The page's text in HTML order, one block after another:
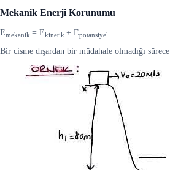
Mekanik Enerji Korunumu
Emekanik = Ekinetik + Epotansiyel
Bir cisme dışardan bir müdahale olmadığı sürece